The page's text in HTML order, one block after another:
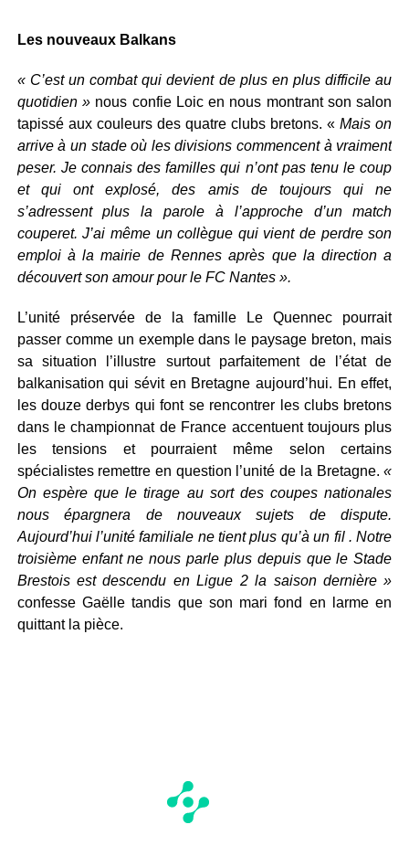
Les nouveaux Balkans
« C’est un combat qui devient de plus en plus difficile au
quotidien »nous confie Loic en nous montrant son salon
tapissé aux couleurs des quatre clubs bretons. « Mais on
arrive à un stade où les divisions commencent à vraiment
peser. Je connais des familles qui n’ont pas tenu le coup
et qui ont explosé, des amis de toujours qui ne
s’adressent plus la parole à l’approche d’un match
couperet. J’ai même un collègue qui vient de perdre son
emploi à la mairie de Rennes après que la direction a
découvert son amour pour le FC Nantes ».
L’unité préservée de la famille Le Quennec pourrait
passer comme un exemple dans le paysage breton, mais
sa situation l’illustre surtout parfaitement de l’état de
balkanisation qui sévit en Bretagne aujourd’hui. En effet,
les douze derbys qui font se rencontrer les clubs bretons
dans le championnat de France accentuent toujours plus
les tensions et pourraient même selon certains
spécialistes remettre en question l’unité de la Bretagne.«
On espère que le tirage au sort des coupes nationales
nous épargnera de nouveaux sujets de dispute.
Aujourd’hui l’unité familiale ne tient plus qu’à un fil . Notre
troisième enfant ne nous parle plus depuis que le Stade
Brestois est descendu en Ligue 2 la saison dernière »
confesse Gaëlle tandis que son mari fond en larme en
quittant la pièce.